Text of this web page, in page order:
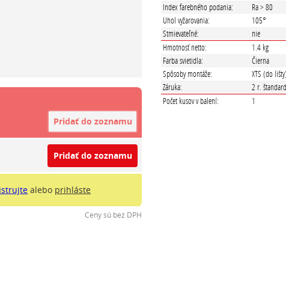
Pridať do zoznamu
Pridať do zoznamu
alebo prihláste
Ceny sú bez DPH
Index farebného podania:
Ra > 80
Uhol vyžarovania:
105°
Stmievateľné:
nie
Hmotnosť netto:
1.4 kg
Farba svietidla:
Čierna
Spôsoby montáže:
XTS (do
Záruka:
2 r.
Počet kusov v balení:
1